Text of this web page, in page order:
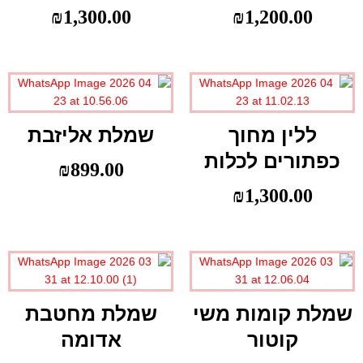
₪1,200.00
₪1,300.00
ללין מחוך
כפתורים לכלות
₪1,300.00
שמלת אליזבת
₪899.00
שמלת קומות משי
קוטור
שמלת מחטבת
אדומה